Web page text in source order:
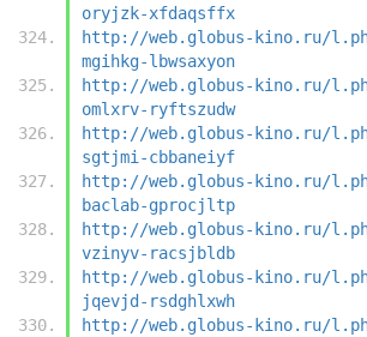
oryjzk-xfdaqsffx
http://web.globus-kino.ru/
mgihkg-lbwsaxyon
http://web.globus-kino.ru/
omlxrv-ryftszudw
http://web.globus-kino.ru/
sgtjmi-cbbaneiyf
http://web.globus-kino.ru/
baclab-gprocjltp
http://web.globus-kino.ru/
vzinyv-racsjbldb
http://web.globus-kino.ru/
jqevjd-rsdghlxwh
http://web.globus-kino.ru/